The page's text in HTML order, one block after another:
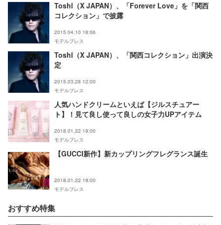
Toshl（X JAPAN）、「Forever Love」を「関西
コレクション」で披露
2015.04.10 18:06
モデルプレス
Toshl（X JAPAN）、「関西コレクション」出演決
定
2015.03.28 12:00
モデルプレス
人気ハンドクリームといえば【ジルスチュアー
ト】！見て良し使って良しの女子力UPアイテム
2018.01.22 19:00
モデルプレス
【GUCCI新作】新カップリングフレグランス誕生
2018.01.22 18:00
モデルプレス
おすすめ特集